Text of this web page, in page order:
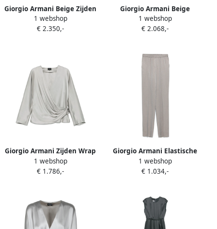
Giorgio Armani Beige Zijden
Georgette Boothals Jurk
Beige Dames
1 webshop
€ 2.350,-
Giorgio Armani Beige
Mouwloze Asymmetrische
Hals Jurk Beige Dames
1 webshop
€ 2.068,-
Giorgio Armani Zijden Wrap
Blouse in Grijs Gray Dames
1 webshop
€ 1.786,-
Giorgio Armani Elastische
Taille Timberwolf Grijze
Broek Gray Dames
1 webshop
€ 1.034,-